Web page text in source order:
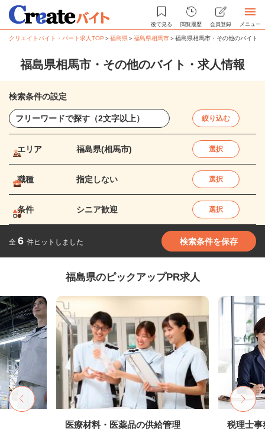
後で見る 閲覧履歴 会員登録 メニュー
クリエイトバイト・パート求人TOP ＞福島県＞福島県相馬市＞福島県相馬市・その他のバイト
福島県相馬市・その他のバイト・求人情報
検索条件の設定
絞り込む
エリア 福島県(相馬市) 選択
職種 指定しない 選択
条件 シニア歓迎 選択
全 6 件ヒットしました 検索条件を保存
福島県のピックアップPR求人
医療材料・医薬品の供給管理 税理士事